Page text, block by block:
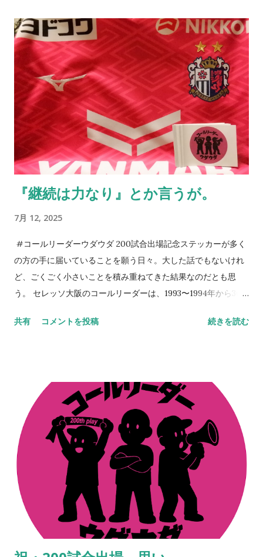
た。札幌に行く用があり少し足を伸ばしたわけだ。グラウンド
に着いた瞬間に我が目を疑った。ものすごい数のセレッソ大阪
サポーターがいたのだから当たり前と言えば当たり前だ。勿論
ご家族の方が多いとは思うが、こんなにいるとは想像していな
かった。 身内以外のサポーターが単独で行けるかというと厳し
い面もあるだろうが、その中でもサポートに向かう方々はい
る。セレッソ大阪のサポーターの歴史はこのようにして続いて
いっていることに、誕生日以上に感激してしまう。アカデミー
の監督に言われた一言を思い出す。 それだけがすべてじゃない
のも真実。だが、綺麗なコレオを作るとか、迫力ある応援がで
きるとかだけではない、「サポーターとは一体何なのか」を考
後10年後のクラブはきっと彼らが支える。そのサポートを。 今
日は誕生日である。プレゼントを求めるよりも、セレッソ大阪
に関わる方々のKindleの片隅に「 朝、目覚めたら、そこにセレ
ッソライフが。 」を置いてくださることのほうが本当に嬉しく
思える。今も昔も次世代のために手を打っていくのが役目だ
『継続は力なり』とか言うが。
7月 12, 2025
#コールリーダーウダウダ 200試合出場記念ステッカーが多く
の方の手に届いていることを願う日々。大した話でもないけれ
ど、ごくごく小さいことを積み重ねてきた結果なのだとも思
う。 セレッソ大阪のコールリーダーは、1993〜1994年から30
ゃ崩れない。セレッソ大阪は、Jリーグはそうやって成長してき
う。 ステッカーの画像をSNSでアップしてくれているのを見
る。ふと胸が熱くなる。やってきたことや、やり続けてきたこ
との全てが、正しいものではないことも重々理解をしているつ
もりだ。 だけどそれらは、決して間違ってもいなかったのだな
とも思えて、人間的なつながりに感謝してしまう日々。その輪
がここまで大きくなり、そしてここからも更に大きくなってい
くはずだ。 だから、続けられるだけ続けよう。昔ある人に言わ
れた言葉。「『継続は力なり』とか言うがあれは嘘や。ほんま
は『共に継続する仲間がいることは力なり』なんや」。これ、
まさに本質。 ※ステッカーはイバのところにも若干あるので、
共有 コメントを投稿 続きを読む